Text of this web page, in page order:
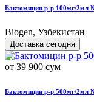
Бактомицин р-р 100мг/2мл
Biogen, Узбекистан
Доставка сегодня
от 39 900 сум
Бактомицин р-р 500мг/2мл